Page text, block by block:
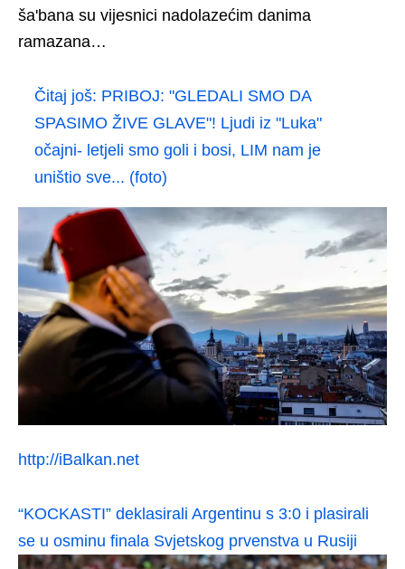
ša'bana su vijesnici nadolazećim danima
ramazana…
Čitaj još: PRIBOJ: "GLEDALI SMO DA
SPASIMO ŽIVE GLAVE"! Ljudi iz "Luka"
očajni- letjeli smo goli i bosi, LIM nam je
uništio sve... (foto)
http://iBalkan.net
“KOCKASTI” deklasirali Argentinu s 3:0 i plasirali
se u osminu finala Svjetskog prvenstva u Rusiji